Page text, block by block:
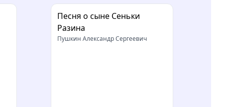
Песня о сыне Сеньки
Разина
Пушкин Александр Сергеевич